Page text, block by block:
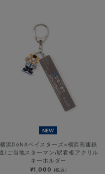
NEW
横浜DeNAベイスターズ×横浜高速鉄
/ご当地スターマン/駅看板アクリル
キーホルダー
¥1,000 (税込)